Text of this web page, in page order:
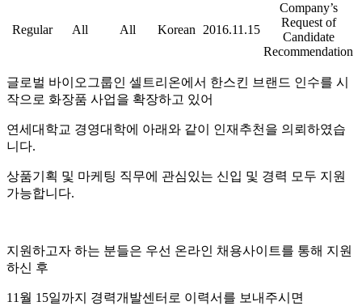
Regular All All Korean 2016.11.15
Company’s
Request of
Candidate
Recommendation
글로벌 바이오그룹인 셀트리온에서 한스킨 브랜드 인수를 시
작으로 화장품 사업을 확장하고 있어
연세대학교 경영대학에 아래와 같이 인재추천을 의뢰하였습
니다.
상품기획 및 마케팅 직무에 관심있는 신입 및 경력 모두 지원
가능합니다.
지원하고자 하는 분들은 우선 온라인 채용사이트를 통해 지원
하신 후
11월 15일까지 경력개발센터로 이력서를 보내주시면